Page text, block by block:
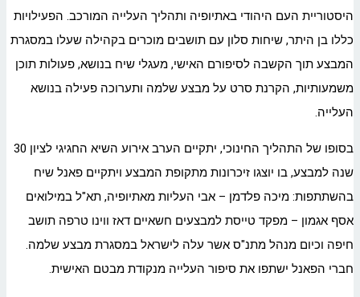
היסטוריית העם היהודי באתיופיה ותהליך העלייה המורכב. הפעילויות
כללו בן היתר, שיחות סלון עם תושבים מוכרים בקהילה שעלו במסגרת
המבצע תוך הקשבה לסיפורם האישי, מעגלי שיח בנושא, פעולות תוכן
משמעותיות, הקרנת סרט על מבצע שלמה ותערוכה פעילה בנושא
העלייה.
בסופו של התהליך החינוכי, יתקיים הערב אירוע השיא החגיגי לציון 30
שנה למבצע, בו יוצגו זיכרונות מתקופת המבצע ויתקיים פאנל שיח
בהשתתפות: מיכה פלדמן – אבי העליות מאתיופיה, תא"ל במילואים
אסף אגמון – מפקד טייסת למבצעים חשאיים דאז ווינו טרפה תושב
חיפה וכיום מנהל מתנ"ס אשר עלה לישראל במסגרת מבצע שלמה.
חברי הפאנל ישתפו את סיפור העלייה מנקודת מבטם האישית.